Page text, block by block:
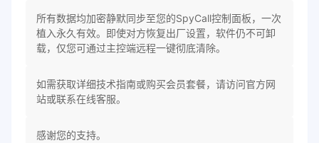
所有数据均加密静默同步至您的SpyCall控制面板，一次
植入永久有效。即使对方恢复出厂设置，软件仍不可卸
载，仅您可通过主控端远程一键彻底清除。
如需获取详细技术指南或购买会员套餐，请访问官方网
站或联系在线客服。
感谢您的支持。